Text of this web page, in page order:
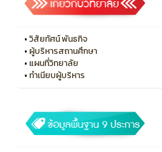
•วิสัยทัศน์ พันธกิจ
• ผู้บริหารสถานศึกษา
• แผนที่วิทยาลัย
• ทําเนียบผู้บริหาร